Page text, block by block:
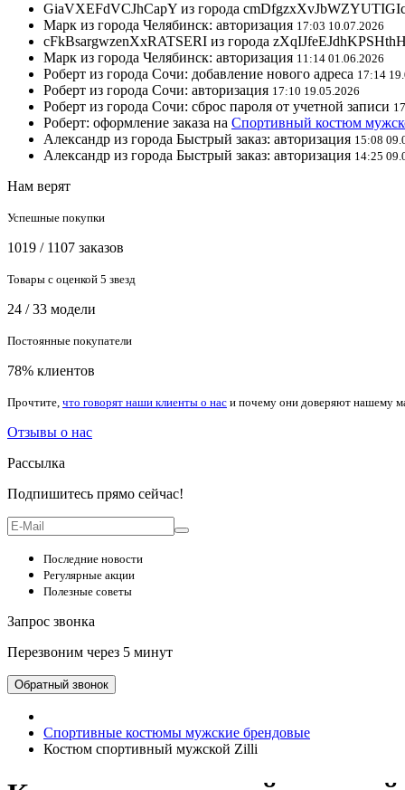
GiaVXEFdVCJhCapY из города
Марк из города Челябинск: авторизация 17:03 10.07.2026
cFkBsargwzenXxRATSERI из города
Марк из города Челябинск: авторизация 11:14 01.06.2026
Роберт из города Сочи: добавление нового адреса 17:14
Роберт из города Сочи: авторизация 17:10 19.05.2026
Роберт из города Сочи: сброс пароля от учетной записи
Роберт: оформление заказа на Спортивный костюм
Александр из города Быстрый заказ: авторизация 15:08
Александр из города Быстрый заказ: авторизация 14:25
Нам верят
Успешные покупки
1019 / 1107 заказов
Товары с оценкой 5 звезд
24 / 33 модели
Постоянные покупатели
78% клиентов
Прочтите, что говорят наши клиенты о нас и почему они доверяют нашему
Отзывы о нас
Рассылка
Подпишитесь прямо сейчас!
Последние новости
Регулярные акции
Полезные советы
Запрос звонка
Перезвоним через 5 минут
Обратный звонок
Спортивные костюмы мужские брендовые
Костюм спортивный мужской Zilli